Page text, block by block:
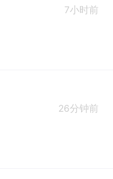
7小时前
26分钟前